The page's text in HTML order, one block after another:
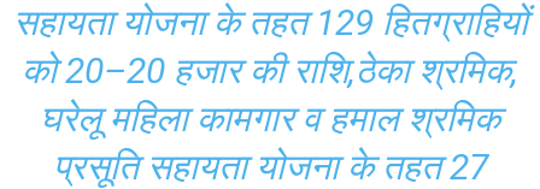
सहायता योजना के तहत 129 हितग्राहियों
को 20–20 हजार की राशि,ठेका श्रमिक,
घरेलू महिला कामगार व हमाल श्रमिक
प्रसूति सहायता योजना के तहत 27